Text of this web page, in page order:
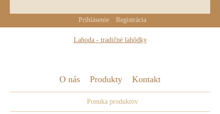
Prihlásenie Registrácia
Lahoda - tradičné lahôdky
O nás Produkty Kontakt
Ponuka produktov